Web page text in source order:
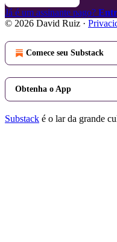
Já é um assinante pago?
© 2026 David Ruiz ·
Comece seu Substack
Obtenha o App
Substack é o lar da grande